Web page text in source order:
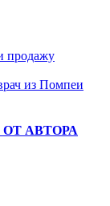
продажу
из Помпеи
АВТОРА